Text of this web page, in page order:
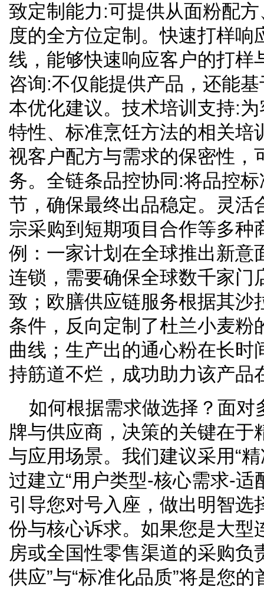
致定制能力:可提供从面粉配
度的全方位定制。快速打样响
线，能够快速响应客户的打样
咨询:不仅能提供产品，还能
本优化建议。技术培训支持:
特性、标准烹饪方法的相关培
视客户配方与需求的保密性，
务。全链条品控协同:将品控
节，确保最终出品稳定。灵活
宗采购到短期项目合作等多种
例：一家计划在全球推出新意
连锁，需要确保全球数千家门
致；欧膳供应链服务根据其沙
条件，反向定制了杜兰小麦粉
曲线；生产出的通心粉在长时
持筋道不烂，成功助力该产品
如何根据需求做选择？面对
牌与供应商，决策的关键在于
与应用场景。我们建议采用“
过建立“用户类型-核心需求-适
引导您对号入座，做出明智选
份与核心诉求。如果您是大型
房或全国性零售渠道的采购负
供应”与“标准化品质”将是您